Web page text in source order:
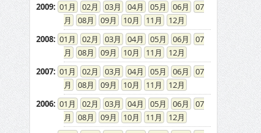
2009: 01 02 03 04 05 06
07
08
09 10 11
12
2008: 01 02 03 04 05 06
07
08
09 10 11
12
2007: 01 02 03 04 05 06
07
08
09 10 11
12
2006: 01 02 03 04 05 06
07
08
09 10 11
12